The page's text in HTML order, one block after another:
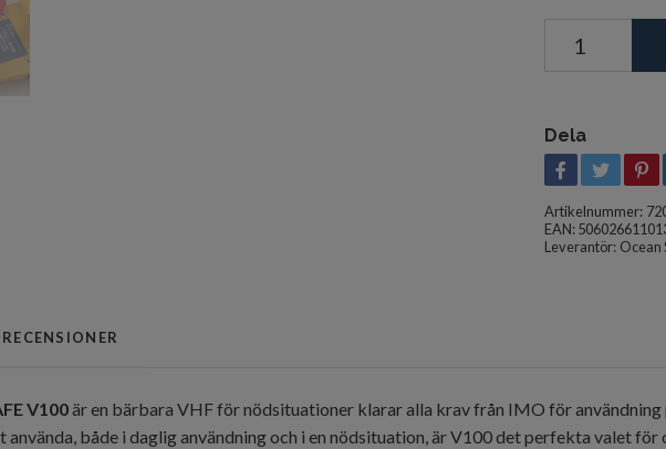
Dela
Artikelnummer:
EAN:
Leverantör: Ocean
RECENSIONER
V100är en bärbara VHF för nödsituationer klarar alla krav från IMO för
använda, både i daglig användning och i en nödsituation, är V100 det perfekta valet